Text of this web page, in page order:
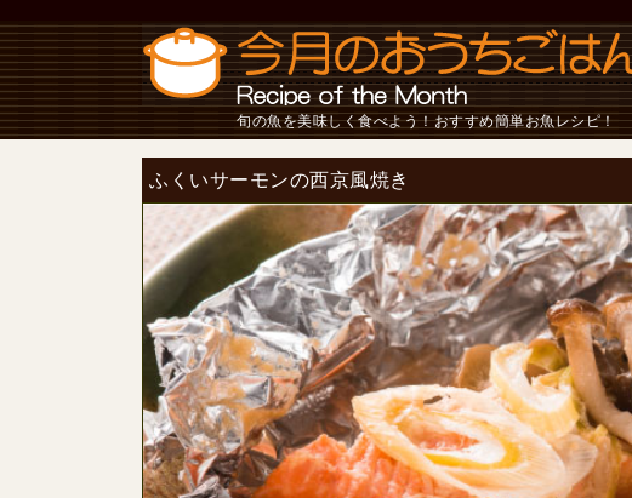
旬の魚を美味しく食べよう！おすすめ簡単お魚レシピ！
ふくいサーモンの西京風焼き